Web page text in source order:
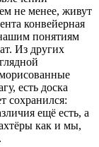
не менее, живут
конвейерная
понятиям
Из других
есть доска
сохранился:
ещё есть, а
как и мы,